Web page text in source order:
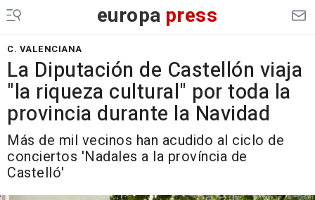
europa press
C. VALENCIANA
La Diputación de Castellón viaja
"la riqueza cultural" por toda la
provincia durante la Navidad
Más de mil vecinos han acudido al ciclo de
conciertos 'Nadales a la província de
Castelló'